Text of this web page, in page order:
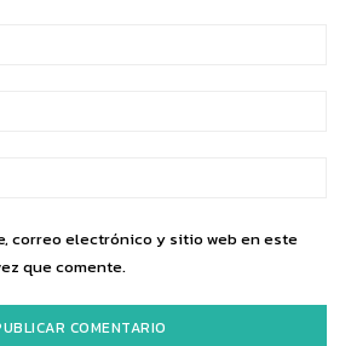
correo electrónico y sitio web en este
que comente.